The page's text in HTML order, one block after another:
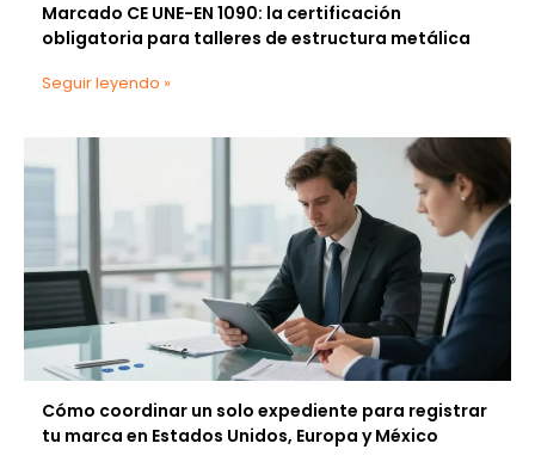
Marcado CE UNE-EN 1090: la certificación
obligatoria para talleres de estructura metálica
Seguir leyendo »
Cómo coordinar un solo expediente para registrar
tu marca en Estados Unidos, Europa y México